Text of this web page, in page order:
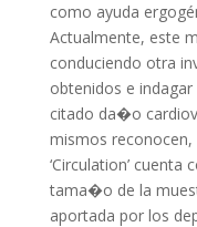
como ayuda
Actualmente, este
conduciendo otra
obtenidos e
citado da�o
mismos
‘Circulation’
tama�o de la
aportada por los